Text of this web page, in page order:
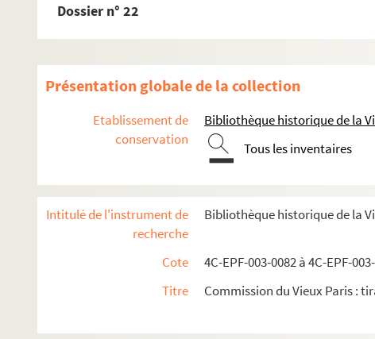
Dossier n° 22
Présentation globale de la collection
Etablissement de
conservation
Bibliothèque historique de la
Tous les inventaires
Intitulé de l'instrument de
recherche
Bibliothèque historique de la
Cote
4C-EPF-003-0082 à 4C-EPF-
Titre
Commission du Vieux Paris :
Dossier n° 10
Dossier n° 12
Dossier n° 15
Dossier n° 16
Dossier n° 17 bis